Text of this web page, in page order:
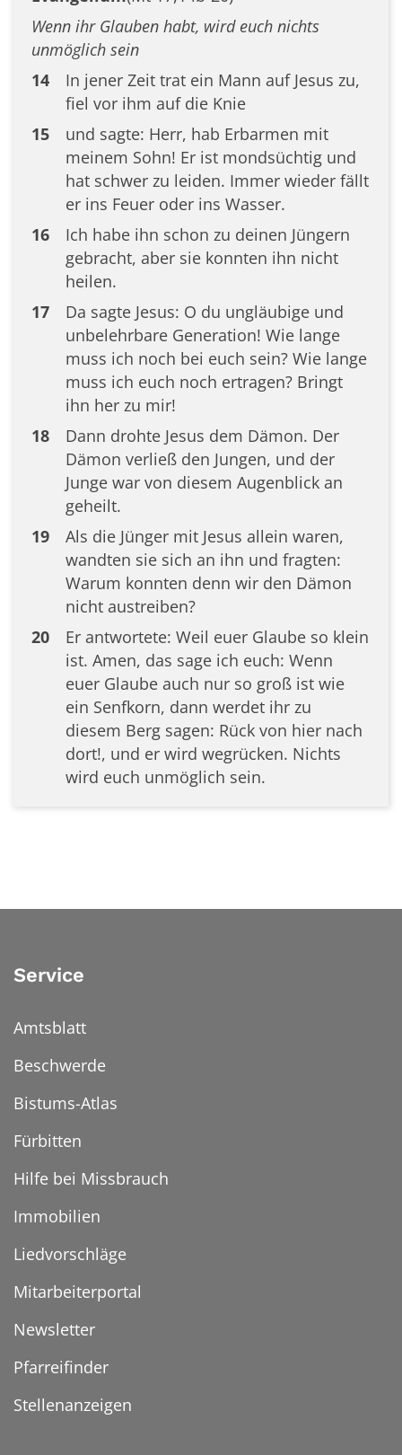
Wenn ihr Glauben habt, wird euch nichts
unmöglich sein
14
In jener Zeit trat ein Mann auf Jesus zu,
fiel vor ihm auf die Knie
15
und sagte: Herr, hab Erbarmen mit
meinem Sohn! Er ist mondsüchtig und
hat schwer zu leiden. Immer wieder fällt
er ins Feuer oder ins Wasser.
16
Ich habe ihn schon zu deinen Jüngern
gebracht, aber sie konnten ihn nicht
heilen.
17
Da sagte Jesus: O du ungläubige und
unbelehrbare Generation! Wie lange
muss ich noch bei euch sein? Wie lange
muss ich euch noch ertragen? Bringt
ihn her zu mir!
18
Dann drohte Jesus dem Dämon. Der
Dämon verließ den Jungen, und der
Junge war von diesem Augenblick an
geheilt.
19
Als die Jünger mit Jesus allein waren,
wandten sie sich an ihn und fragten:
Warum konnten denn wir den Dämon
nicht austreiben?
20
Er antwortete: Weil euer Glaube so klein
ist. Amen, das sage ich euch: Wenn
euer Glaube auch nur so groß ist wie
ein Senfkorn, dann werdet ihr zu
diesem Berg sagen: Rück von hier nach
dort!, und er wird wegrücken. Nichts
wird euch unmöglich sein.
Service
Amtsblatt
Beschwerde
Bistums-Atlas
Fürbitten
Hilfe bei Missbrauch
Immobilien
Liedvorschläge
Mitarbeiterportal
Newsletter
Pfarreifinder
Stellenanzeigen